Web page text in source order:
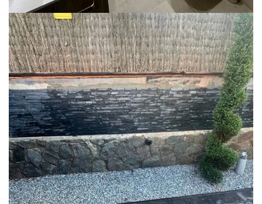
Modernización de exteriores con
piedra natural
REFORMA EXTERIOR